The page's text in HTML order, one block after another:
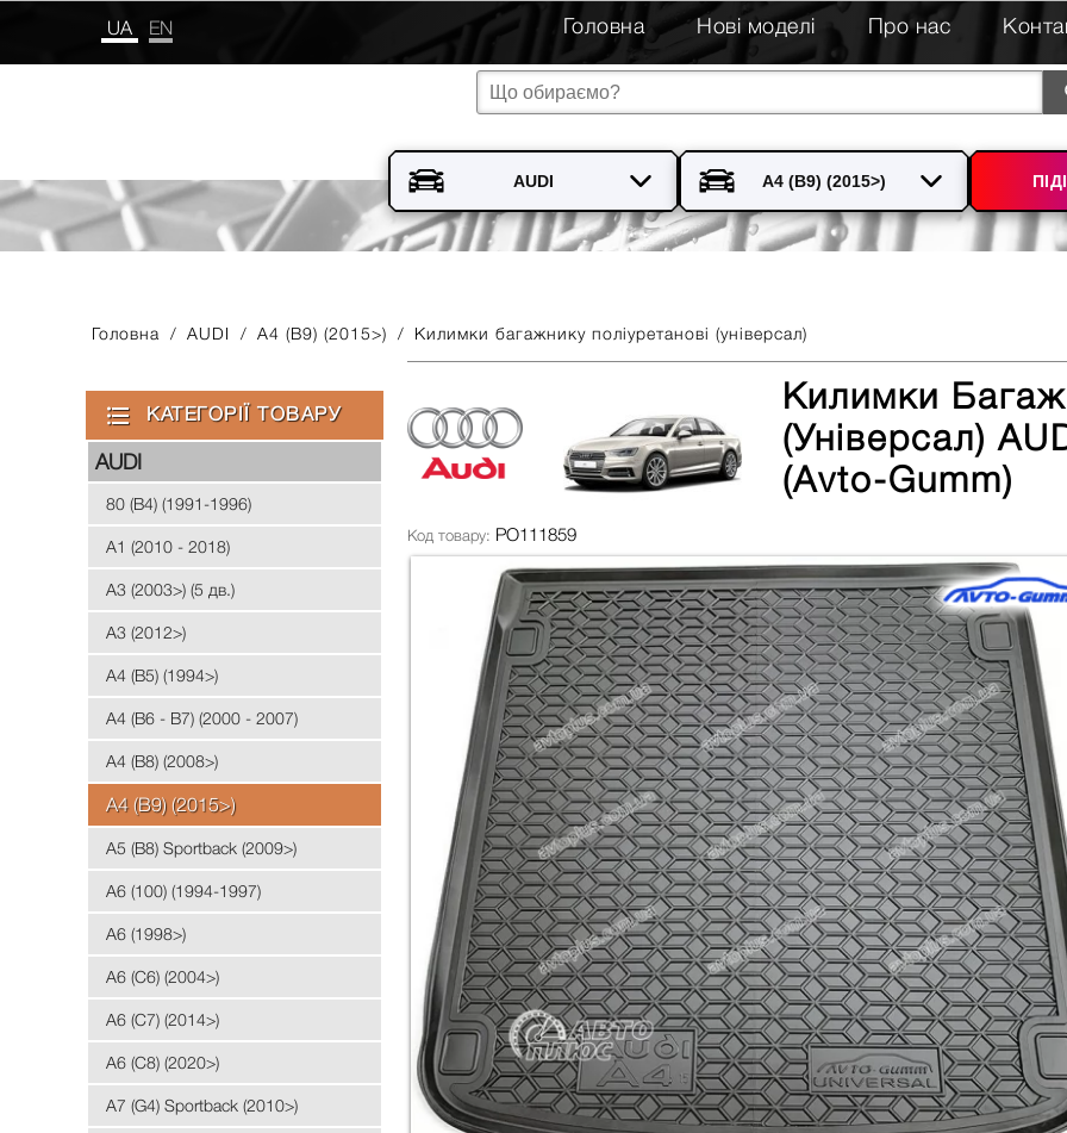
UA EN Головна Нові моделі Про нас
Головна / AUDI / A4 (B9) (2015>) / Килимки багажнику поліуретанові (універсал)
КАТЕГОРІЇ ТОВАРУ
AUDI
80 (B4) (1991-1996)
A1 (2010 - 2018)
A3 (2003>) (5 дв.)
A3 (2012>)
A4 (B5) (1994>)
A4 (B6 - B7) (2000 - 2007)
A4 (B8) (2008>)
A4 (B9) (2015>)
A5 (B8) Sportback (2009>)
A6 (100) (1994-1997)
A6 (1998>)
A6 (C6) (2004>)
A6 (C7) (2014>)
A6 (C8) (2020>)
A7 (G4) Sportback (2010>)
Килимки
(універсал)
(Avto-Gumm)
Код товару: PO111859